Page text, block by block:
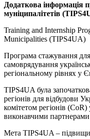
Додаткова інформація
муніципалітетів
Training and Internship
Municipalities (TIPS4UA)
Програма стажування
самоврядування
регіональному рівнях у
TIPS4UA була
регіонів для відбудови
комітетом регіонів
виконавчими
Мета TIPS4UA –